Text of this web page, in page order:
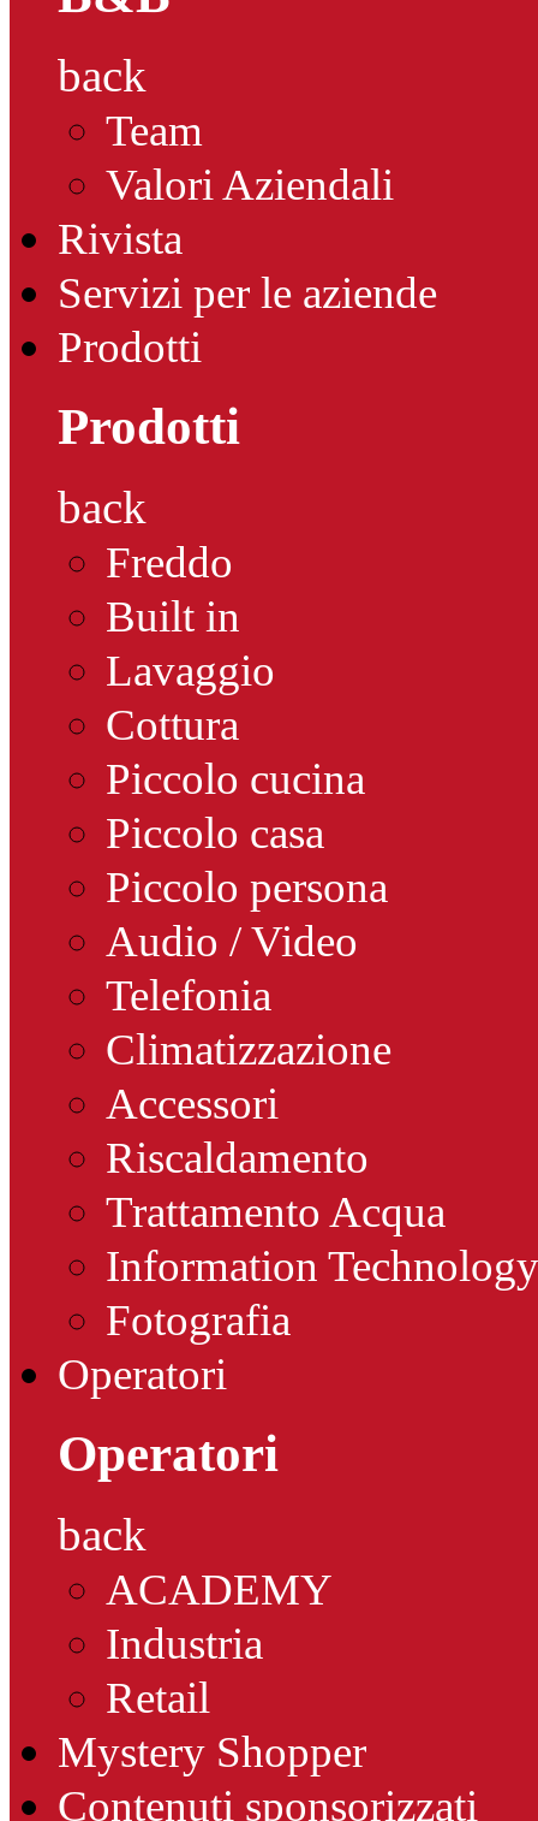
back
Team
Valori Aziendali
Rivista
Servizi per le aziende
Prodotti
Prodotti
back
Freddo
Built in
Lavaggio
Cottura
Piccolo cucina
Piccolo casa
Piccolo persona
Audio / Video
Telefonia
Climatizzazione
Accessori
Riscaldamento
Trattamento Acqua
Information Technology
Fotografia
Operatori
Operatori
back
ACADEMY
Industria
Retail
Mystery Shopper
Contenuti sponsorizzati